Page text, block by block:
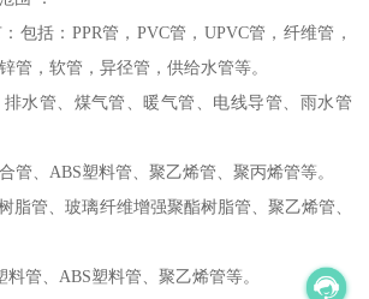
包括：PPR管，PVC管，UPVC管，纤维管，
管，软管，异径管，供给水管等。
水管、煤气管、暖气管、电线导管、雨水管
管、ABS塑料管、聚乙烯管、聚丙烯管等。
脂管、玻璃纤维增强聚酯树脂管、聚乙烯管、
料管、ABS塑料管、聚乙烯管等。